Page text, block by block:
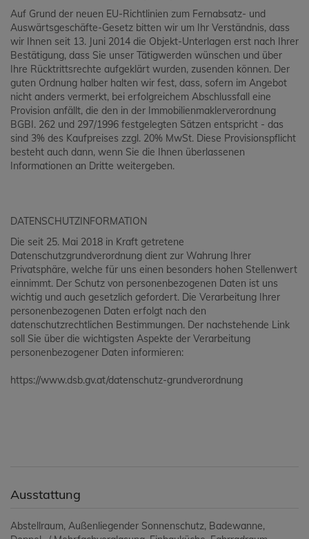
Auf Grund der neuen EU-Richtlinien zum Fernabsatz- und
Auswärtsgeschäfte-Gesetz bitten wir um Ihr Verständnis, dass
wir Ihnen seit 13. Juni 2014 die Objekt-Unterlagen erst nach Ihrer
Bestätigung, dass Sie unser Tätigwerden wünschen und über
Ihre Rücktrittsrechte aufgeklärt wurden, zusenden können. Der
guten Ordnung halber halten wir fest, dass, sofern im Angebot
nicht anders vermerkt, bei erfolgreichem Abschlussfall eine
Provision anfällt, die den in der Immobilienmaklerverordnung
BGBI. 262 und 297/1996 festgelegten Sätzen entspricht - das
sind 3% des Kaufpreises zzgl. 20% MwSt. Diese Provisionspflicht
besteht auch dann, wenn Sie die Ihnen überlassenen
Informationen an Dritte weitergeben.
DATENSCHUTZINFORMATION
Die seit 25. Mai 2018 in Kraft getretene
Datenschutzgrundverordnung dient zur Wahrung Ihrer
Privatsphäre, welche für uns einen besonders hohen Stellenwert
einnimmt. Der Schutz von personenbezogenen Daten ist uns
wichtig und auch gesetzlich gefordert. Die Verarbeitung Ihrer
personenbezogenen Daten erfolgt nach den
datenschutzrechtlichen Bestimmungen. Der nachstehende Link
soll Sie über die wichtigsten Aspekte der Verarbeitung
personenbezogener Daten informieren:
https://www.dsb.gv.at/datenschutz-grundverordnung
Ausstattung
Abstellraum Außenliegender Sonnenschutz Badewanne